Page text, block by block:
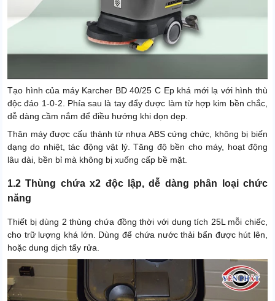
Tạo hình của máy Karcher BD 40/25 C Ep khá mới lạ với hình thù
độc đáo 1-0-2. Phía sau là tay đẩy được làm từ hợp kim bền chắc,
dễ dàng cầm nắm để điều hướng khi dọn dẹp.
Thân máy được cấu thành từ nhựa ABS cứng chức, không bị biến
dạng do nhiệt, tác động vật lý. Tăng độ bền cho máy, hoạt động
lâu dài, bền bỉ mà không bị xuống cấp bề mặt.
1.2 Thùng chứa x2 độc lập, dễ dàng phân loại chức
năng
Thiết bị dùng 2 thùng chứa đồng thời với dung tích 25L mỗi chiếc,
cho trữ lượng khá lớn. Dùng để chứa nước thải bẩn được hút lên,
hoặc dung dịch tẩy rửa.